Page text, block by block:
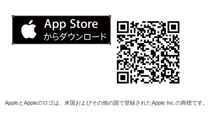
AppleとAppleのロゴは、米国およびその他の国で登録されたApple Inc.の商標です。